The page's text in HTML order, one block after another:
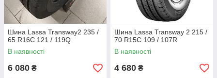
Шина Lassa Transway2 235 /
65 R16C 121 / 119Q
В наявності
6 080 ₴
Шина Lassa Transway 2 215 /
70 R15C 109 / 107R
В наявності
4 680 ₴